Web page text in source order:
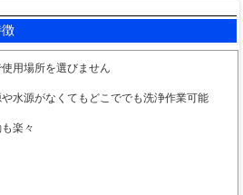
徴
用場所を選びません
水源がなくてもどこででも洗浄作業可能
楽々